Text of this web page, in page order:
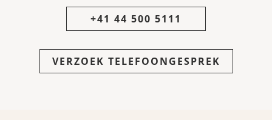
+41 44 500 5111
VERZOEK TELEFOONGESPREK